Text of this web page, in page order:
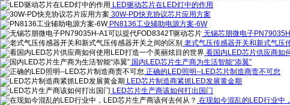
LED驱动芯片在LED灯中的作用
30W-PD快充协议芯片应用方案
PN8136工业辅助电源方案-6W
无锡芯朋微电子
老式气压传感器开关和新式气压
看国内LED芯片供应商如
国内LED芯片生产商为生活智能“添翼”
正确的LED照明--LED芯片制造商责不可怠
LED芯片制造商紧抓LED发展黄金期
LED芯片生产商该如何打出国门
在现如今混乱的LED行业中